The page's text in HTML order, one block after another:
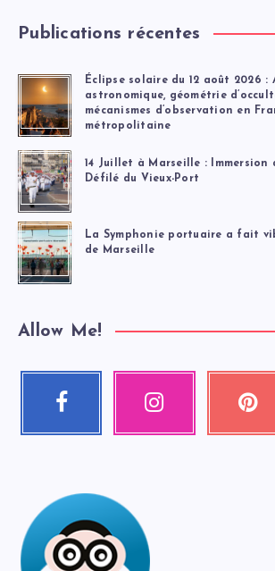
Publications récentes
Éclipse solaire du 12 août 2026 :
astronomique, géométrie
mécanismes d’observation en
métropolitaine
14 Juillet à Marseille : Immersion
Défilé du Vieux-Port
La Symphonie portuaire a fait
de Marseille
Allow Me!
Facebook Instagram
Épinglez